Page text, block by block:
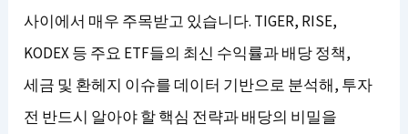
사이에서 매우 주목받고 있습니다. TIGER, RISE,
KODEX 등 주요 ETF들의 최신 수익률과 배당 정책,
세금 및 환헤지 이슈를 데이터 기반으로 분석해, 투자
전 반드시 알아야 할 핵심 전략과 배당의 비밀을